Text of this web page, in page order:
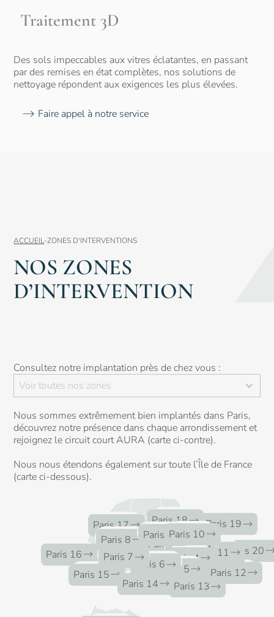
Traitement 3D
Des sols impeccables aux vitres éclatantes, en passant
par des remises en état complètes, nos solutions de
nettoyage répondent aux exigences les plus élevées.
Faire appel à notre service
ACCUEIL-ZONES D'INTERVENTIONS
NOS ZONES
D’INTERVENTION
Consultez notre implantation près de chez vous :
Voir toutes nos zones
Nous sommes extrêmement bien implantés dans Paris,
découvrez notre présence dans chaque arrondissement et
rejoignez le circuit court AURA (carte ci-contre).
Nous nous étendons également sur toute l’Île de France
(carte ci-dessous).
2 clients
Paris 20
3 clients
Paris 19
5 clients
Paris 18
30 clients
Paris 17
30clients
Paris 16
17 clients
Paris 15 10clients
Paris 14 8 clients
Paris 13
5 clients
Paris 12
9clients
Paris 11
17 clients
Paris 1
18clients
Paris 2
13clients
Paris 3
4 clients
Paris 4
3clients
Paris 5
16 clients
Paris 6
20 clients
Paris 7
80 clients
Paris 8
16 clients
Paris 95 clients
Paris 10